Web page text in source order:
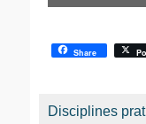
Share
Disciplines